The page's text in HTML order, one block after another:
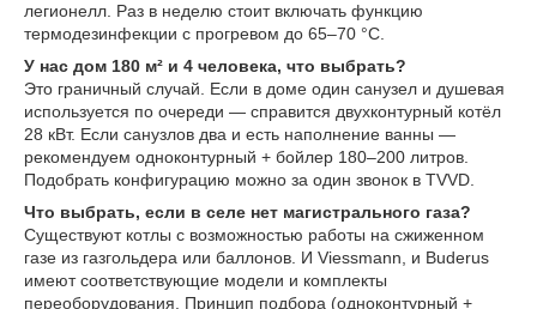
легионелл. Раз в неделю стоит включать функцию
термодезинфекции с прогревом до 65–70 °C.
У нас дом 180 м² и 4 человека, что выбрать?
Это граничный случай. Если в доме один санузел и душевая
используется по очереди — справится двухконтурный котёл
28 кВт. Если санузлов два и есть наполнение ванны —
рекомендуем одноконтурный + бойлер 180–200 литров.
Подобрать конфигурацию можно за один звонок в TVVD.
Что выбрать, если в селе нет магистрального газа?
Существуют котлы с возможностью работы на сжиженном
газе из газгольдера или баллонов. И Viessmann, и Buderus
имеют соответствующие модели и комплекты
переоборудования. Принцип подбора (одноконтурный +